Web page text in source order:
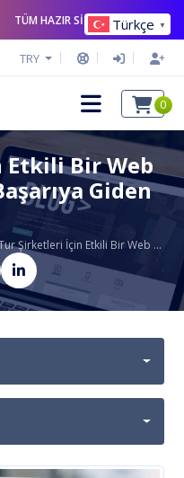
TÜM HAZIR SİTELERİ İNCELE
TRY
0
Bir Web
Giden
Şirketleri İçin Etkili Bir Web ...
Türkçe ▼